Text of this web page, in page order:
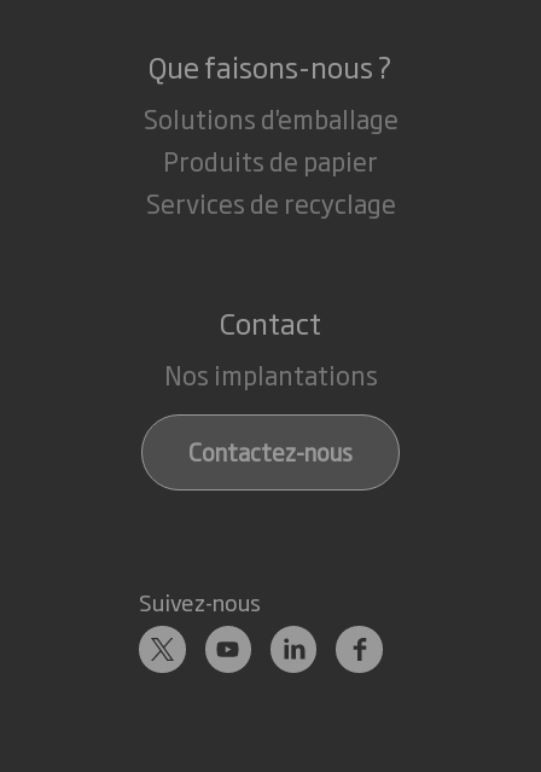
Que faisons-nous ?
Solutions d'emballage
Produits de papier
Services de recyclage
Contact
Nos implantations
Contactez-nous
Suivez-nous